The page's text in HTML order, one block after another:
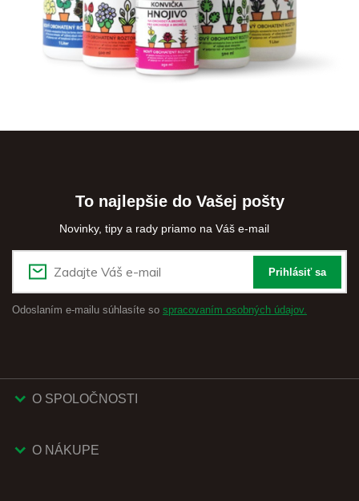
To najlepšie do Vašej pošty
Novinky, tipy a rady priamo na Váš e-mail
Prihlásiť sa
Odoslaním e-mailu súhlasíte so spracovaním osobných údajov.
O SPOLOČNOSTI
O NÁKUPE